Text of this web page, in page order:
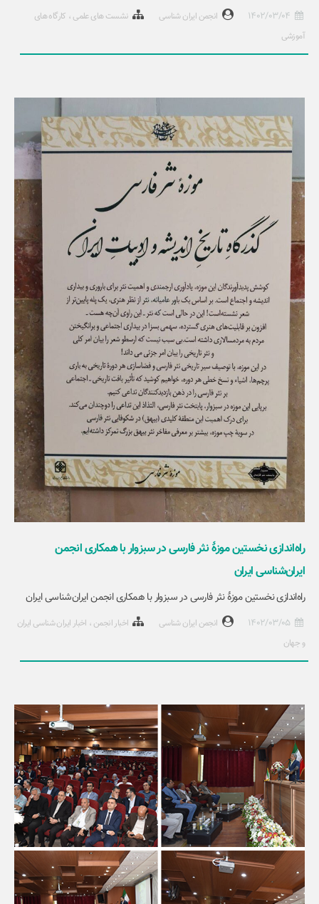
انجمن ایران شناسی نشست های علمی
کارگاه های
آموزشی
راه‌اندازی نخستین موزۀ نثر فارسی در سبزوار با همکاری انجمن
ایران‌شناسی ایران
راه‌اندازی نخستین موزۀ نثر فارسی در سبزوار با همکاری انجمن ایران‌شناسی ایران
انجمن ایران شناسی اخبار انجمن
اخبار ایران شناسی ایران
و جهان